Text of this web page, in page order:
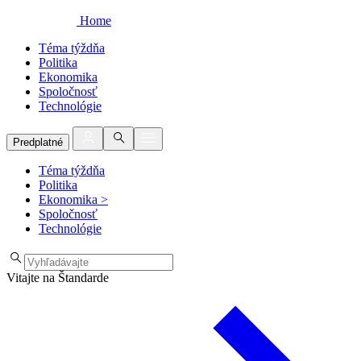
Home
Téma týždňa
Politika
Ekonomika
Spoločnosť
Technológie
Predplatné
Téma týždňa
Politika
Ekonomika >
Spoločnosť
Technológie
Vitajte na Štandarde